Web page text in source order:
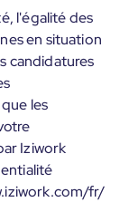
l'égalité des
en situation
candidatures
les
Iziwork
fr/